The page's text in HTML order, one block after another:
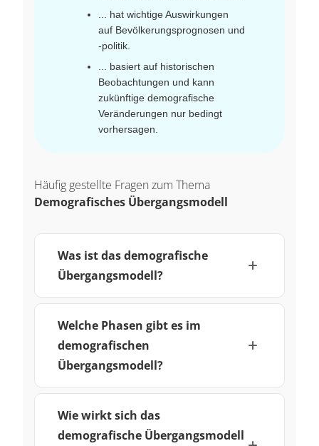
... hat wichtige Auswirkungen
auf Bevölkerungsprognosen und
-politik.
... basiert auf historischen
Beobachtungen und kann
zukünftige demografische
Veränderungen nur bedingt
vorhersagen.
Häufig gestellte Fragen zum Thema
Demografisches Übergangsmodell
Was ist das demografische
Übergangsmodell?
Welche Phasen gibt es im
demografischen
Übergangsmodell?
Wie wirkt sich das
demografische Übergangsmodell